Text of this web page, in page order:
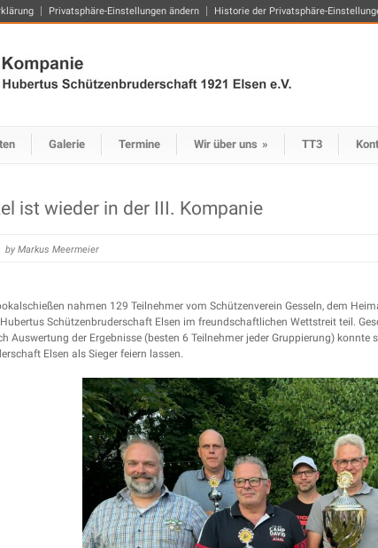
Privatsphäre-Einstellungen ändern Historie der Privatsphäre-
Galerie Termine Wir über uns » TT3
ist wieder in der III. Kompanie
by Markus Meermeier
nahmen 129 Teilnehmer vom Schützenverein Gesseln, dem
Schützenbruderschaft Elsen im freundschaftlichen Wettstreit teil.
Auswertung der Ergebnisse (besten 6 Teilnehmer jeder Gruppierung) konnte
Elsen als Sieger feiern lassen.